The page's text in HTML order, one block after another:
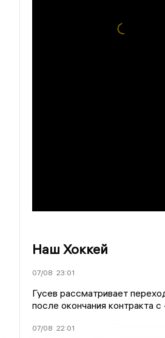
Наш Хоккей
07/08 23:01
Гусев рассматривает
после окончания контракта
07/08 22:01